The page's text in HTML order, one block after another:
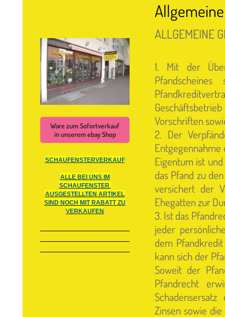
Ware zum Sofortverkauf
in unserem ebay Shop
SCHAUFENSTERVERKAUF
ALLE BEI UNS IM
SCHAUFENSTER
AUSGESTELLTEN ARTIKEL
SIND NOCH MIT RABATT ZU
VERKAUFEN
ALLGEMEINE
1. Mit der
Vorschriften
2. Der
Entgegennahme
Eigentum ist
das Pfand zu
versichert der
Ehegatten zur
3. Ist das
jeder
dem
kann sich der
Soweit der
Pfandrecht
Zinsen sowie